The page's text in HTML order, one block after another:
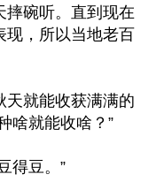
摔碗听。直到现在
现，所以当地老百
天就能收获满满的
啥就能收啥？”
得豆。”